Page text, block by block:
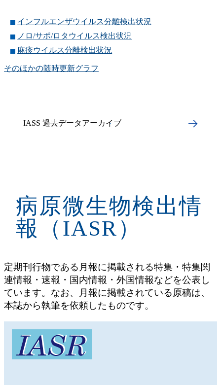
インフルエンザウイルス分離検出状況
ノロ/サポ/ロタウイルス検出状況
麻疹ウイルス分離検出状況
そのほかの随時更新グラフ
IASS 過去データアーカイブ
病原微生物検出情
報（IASR）
定期刊行物である月報に掲載される特集・特集関
連情報・速報・国内情報・外国情報などを公表し
ています。なお、月報に掲載されている原稿は、
本誌から執筆を依頼したものです。